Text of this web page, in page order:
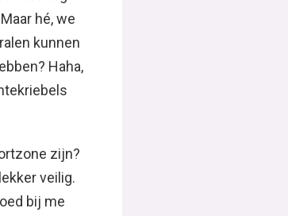
hé, we
kunnen
Haha,
zijn?
veilig.
bij me